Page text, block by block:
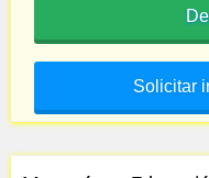
Solicitar